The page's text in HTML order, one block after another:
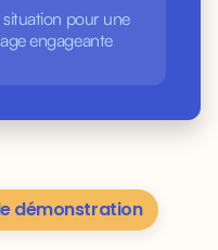
situation pour une
engageante
démonstration